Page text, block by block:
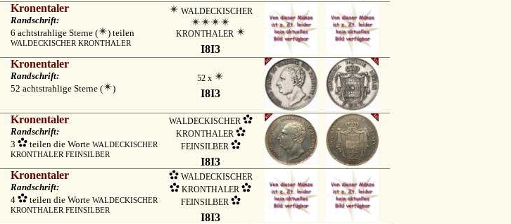
Kronentaler
Randschrift:
6 achtstrahlige Sterne (
) teilen
WALDECKISCHER KRONTHALER
WALDECKISCHER
KRONTHALER
I8I3
Kronentaler
Randschrift:
52 achtstrahlige Sterne (
)
52 x
I8I3
Kronentaler
Randschrift:
3
teilen die Worte WALDECKISCHER
KRONTHALER FEINSILBER
WALDECKISCHER
KRONTHALER
FEINSILBER
I8I3
Kronentaler
Randschrift:
4
teilen die Worte WALDECKISCHER
KRONTHALER FEINSILBER
WALDECKISCHER
KRONTHALER
FEINSILBER
I8I3